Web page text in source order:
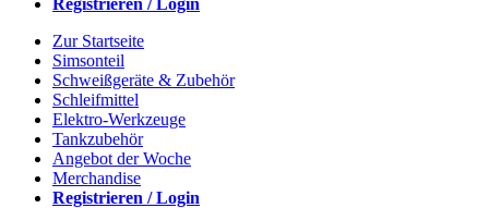
Registrieren / Login
Zur Startseite
Simsonteil
Schweißgeräte & Zubehör
Schleifmittel
Elektro-Werkzeuge
Tankzubehör
Angebot der Woche
Merchandise
Registrieren / Login